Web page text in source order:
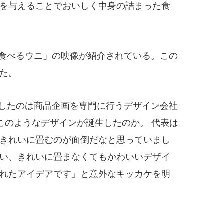
与えることでおいしく中身の詰まった食
るウニ」の映像が紹介されている。この
。
のは商品企画を専門に行うデザイン会社
のようなデザインが誕生したのか。 代表は
れいに畳むのが面倒だなと思っていまし
、きれいに畳まなくてもかわいいデザイ
たアイデアです」と意外なキッカケを明